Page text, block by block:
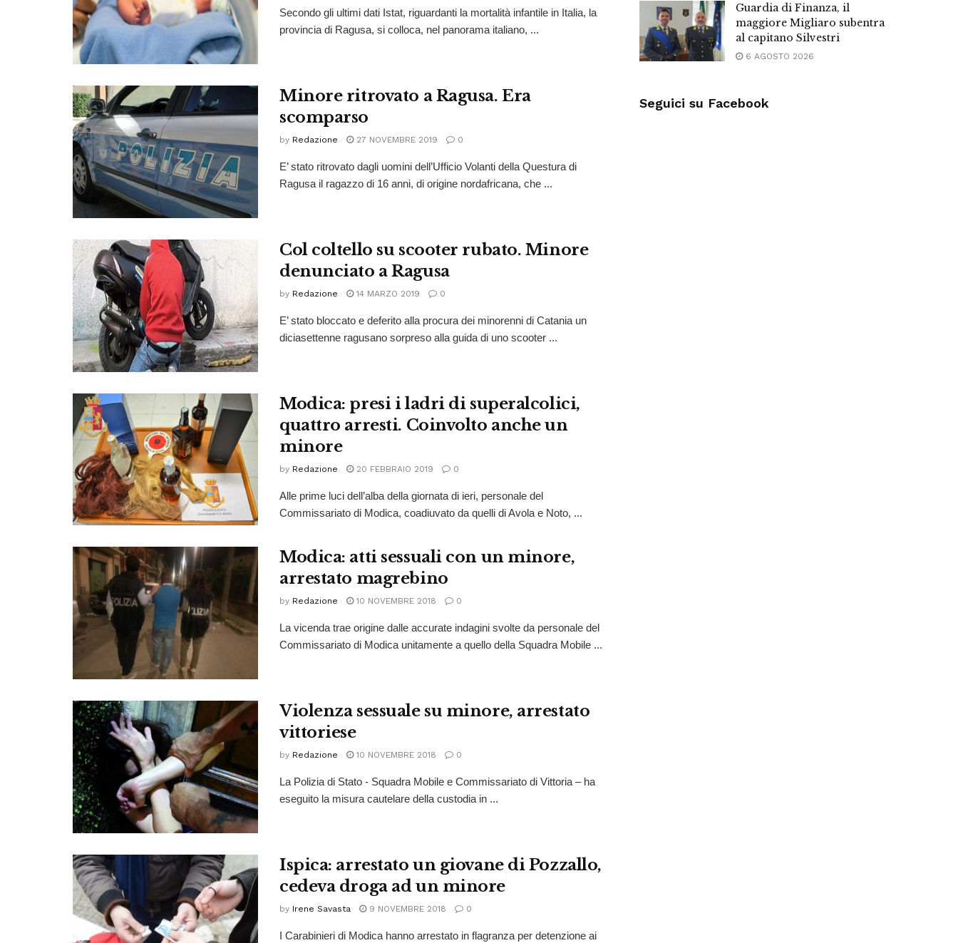
Secondo gli ultimi dati Istat, riguardanti la mortalità infantile in Italia, la
provincia di Ragusa, si colloca, nel panorama italiano, ...
Minore ritrovato a Ragusa. Era
scomparso
by Redazione 27 NOVEMBRE 2019 0
E’ stato ritrovato dagli uomini dell’Ufficio Volanti della Questura di
Ragusa il ragazzo di 16 anni, di origine nordafricana, che ...
Col coltello su scooter rubato. Minore
denunciato a Ragusa
by Redazione 14 MARZO 2019 0
E’ stato bloccato e deferito alla procura dei minorenni di Catania un
diciasettenne ragusano sorpreso alla guida di uno scooter ...
Modica: presi i ladri di superalcolici,
quattro arresti. Coinvolto anche un
minore
by Redazione 20 FEBBRAIO 2019 0
Alle prime luci dell’alba della giornata di ieri, personale del
Commissariato di Modica, coadiuvato da quelli di Avola e Noto, ...
Modica: atti sessuali con un minore,
arrestato magrebino
by Redazione 10 NOVEMBRE 2018 0
La vicenda trae origine dalle accurate indagini svolte da personale del
Commissariato di Modica unitamente a quello della Squadra Mobile ...
Violenza sessuale su minore, arrestato
vittoriese
by Redazione 10 NOVEMBRE 2018 0
La Polizia di Stato - Squadra Mobile e Commissariato di Vittoria – ha
eseguito la misura cautelare della custodia in ...
Ispica: arrestato un giovane di Pozzallo,
cedeva droga ad un minore
by Irene Savasta 9 NOVEMBRE 2018 0
I Carabinieri di Modica hanno arrestato in flagranza per detenzione ai
Guardia di Finanza, il
maggiore Migliaro subentra
al capitano Silvestri
6 AGOSTO 2026
Seguici su Facebook